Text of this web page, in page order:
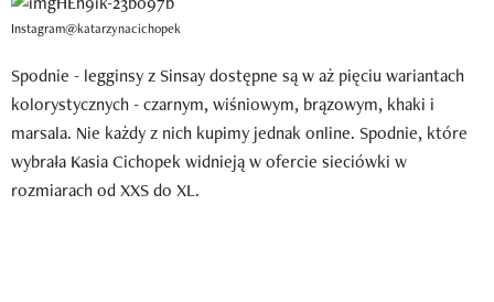
Instagram@katarzynacichopek
Spodnie - legginsy z Sinsay dostępne są w aż pięciu wariantach
kolorystycznych - czarnym, wiśniowym, brązowym, khaki i
marsala. Nie każdy z nich kupimy jednak online. Spodnie, które
wybrała Kasia Cichopek widnieją w ofercie sieciówki w
rozmiarach od XXS do XL.